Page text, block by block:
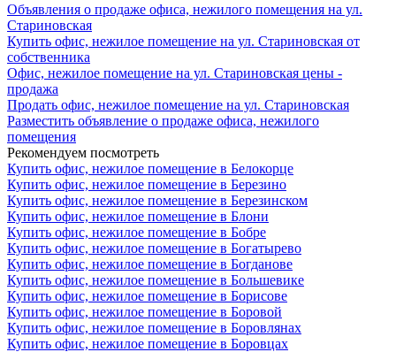
Объявления о продаже офиса, нежилого помещения на ул.
Стариновская
Купить офис, нежилое помещение на ул. Стариновская от
собственника
Офис, нежилое помещение на ул. Стариновская цены -
продажа
Продать офис, нежилое помещение на ул. Стариновская
Разместить объявление о продаже офиса, нежилого
помещения
Рекомендуем посмотреть
Купить офис, нежилое помещение в Белокорце
Купить офис, нежилое помещение в Березино
Купить офис, нежилое помещение в Березинском
Купить офис, нежилое помещение в Блони
Купить офис, нежилое помещение в Бобре
Купить офис, нежилое помещение в Богатырево
Купить офис, нежилое помещение в Богданове
Купить офис, нежилое помещение в Большевике
Купить офис, нежилое помещение в Борисове
Купить офис, нежилое помещение в Боровой
Купить офис, нежилое помещение в Боровлянах
Купить офис, нежилое помещение в Боровцах